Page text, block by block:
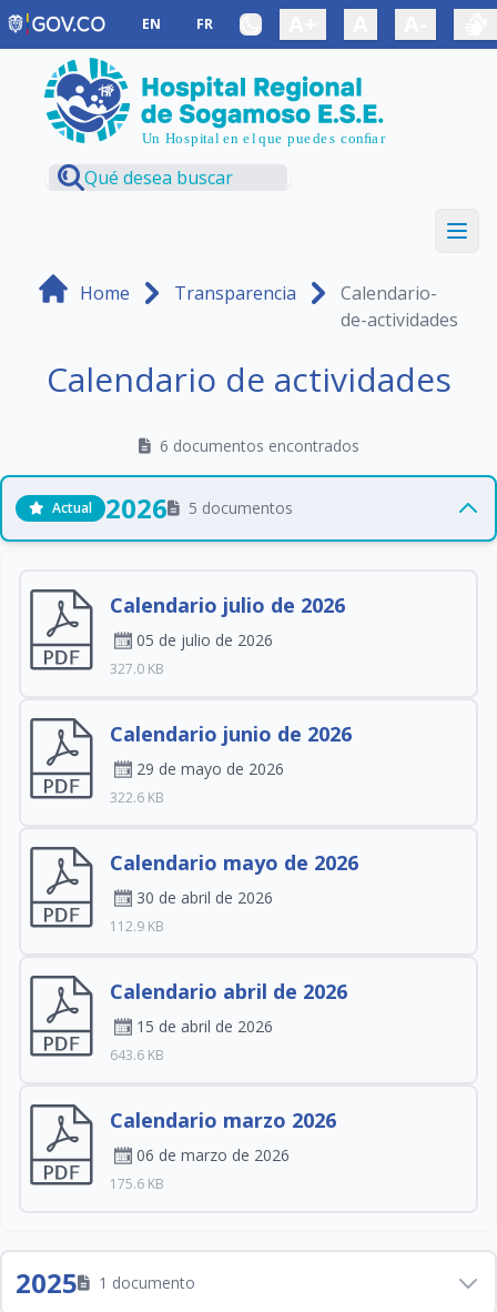
Saltar al contenido principal
EN FR
Home Transparencia
Calendario-
de-actividades
Calendario de actividades
6 documentos encontrados
Actual 2026 5 documentos
Calendario julio de 2026
05 de julio de 2026
327.0 KB
Calendario junio de 2026
29 de mayo de 2026
322.6 KB
Calendario mayo de 2026
30 de abril de 2026
112.9 KB
Calendario abril de 2026
15 de abril de 2026
643.6 KB
Calendario marzo 2026
06 de marzo de 2026
175.6 KB
2025 1 documento